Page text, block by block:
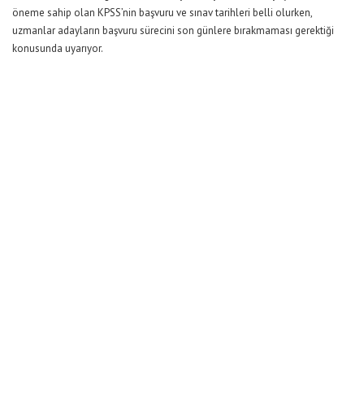
öneme sahip olan KPSS’nin başvuru ve sınav tarihleri belli olurken,
uzmanlar adayların başvuru sürecini son günlere bırakmaması gerektiği
konusunda uyarıyor.